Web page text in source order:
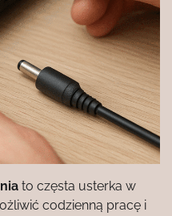
to częsta usterka w
codzienną pracę i